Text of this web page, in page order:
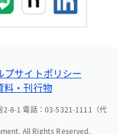
プサイトポリシー
料・刊行物
2-8-1 電話：03-5321-1111（代
All Rights Reserved.